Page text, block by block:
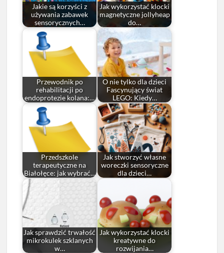
Jakie są korzyści z
używania zabawek
sensorycznych…
Jak wykorzystać klocki
magnetyczne jollyheap
do…
Przewodnik po
rehabilitacji po
endoprotezie kolana:…
O nie tylko dla dzieci
Fascynujący świat
LEGO: Kiedy…
Przedszkole
terapeutyczne na
Białołęce: jak wybrać…
Jak stworzyć własne
woreczki sensoryczne
dla dzieci…
Jak sprawdzić trwałość
mikrokulek szklanych
w…
Jak wykorzystać klocki
kreatywne do
rozwijania…